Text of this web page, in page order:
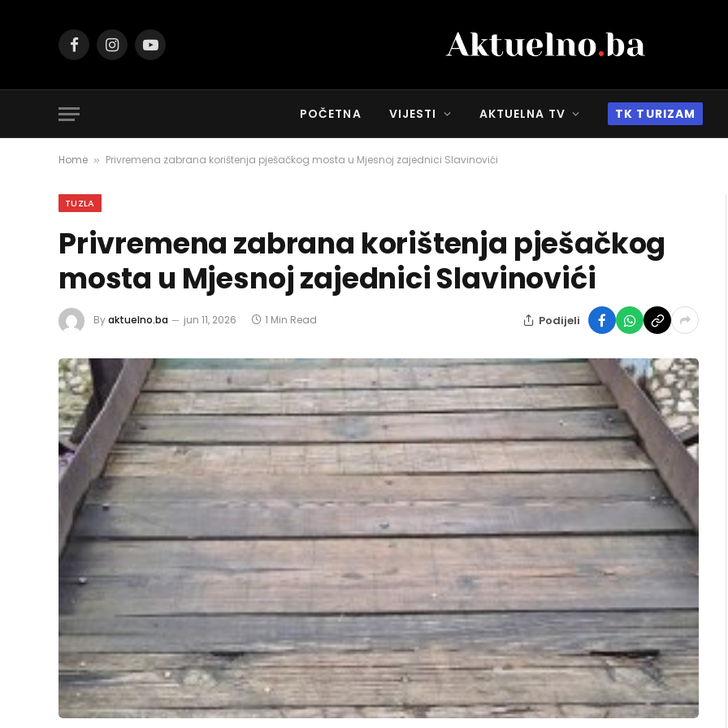
FacebookInstagramYouTube
POČETNA VIJESTI AKTUELNA TV TK TURIZAM
Home » Privremena zabrana korištenja pješačkog mosta u Mjesnoj zajednici Slavinovići
TUZLA
Privremena zabrana korištenja pješačkog
mosta u Mjesnoj zajednici Slavinovići
Byaktuelno.ba jun 11, 2026 1 Min Read Podijeli